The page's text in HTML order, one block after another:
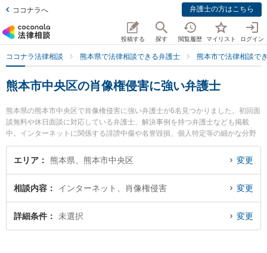
ココナラへ 弁護士の方はこちら
投稿する 探す 閲覧履歴 マイリスト ログイン
ココナラ法律相談 熊本県で法律相談できる弁護士 熊本市で法律相談で
熊本市中央区の肖像権侵害に強い弁護士
熊本県の熊本市中央区で肖像権侵害に強い弁護士が6名見つかりました。初回面
談無料や休日面談に対応している弁護士、解決事例を持つ弁護士なども掲載
中。インターネットに関係する誹謗中傷や名誉毀損、個人特定等の細かな分野
での絞り込み検索もでき便利です。特に春田法律事務所 熊本オフィスの井手 俊
輔弁護士や保田窪法律事務所の田上 裕輝弁護士、熊本セントラル法律事務所の
弁護士に相談したい』『肖像権侵害のトラブル解決の実績豊富な近くの弁護士
を検索したい』『初回相談無料で肖像権侵害を法律相談できる熊本市中央区内
の弁護士に相談予約したい』などでお困りの相談者さんにおすすめです。
エリア 熊本県、熊本市中央区 変更
相談内容 インターネット、肖像権侵害 変更
詳細条件 未選択 変更